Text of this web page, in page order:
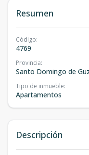
Resumen
Código:
4769
Provincia:
Santo Domingo de
Tipo de inmueble:
Apartamentos
Descripción